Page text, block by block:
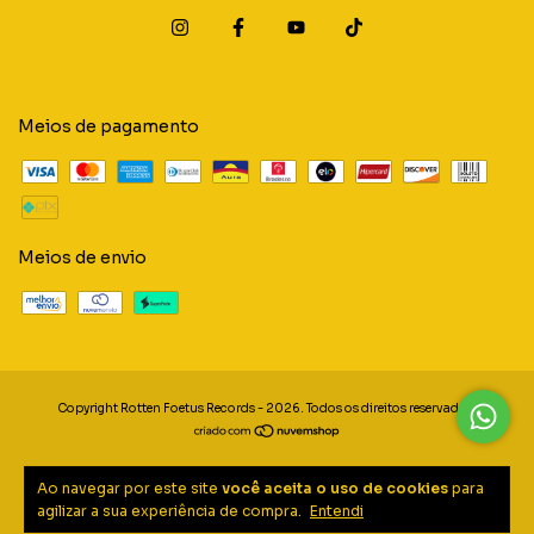
Ao navegar por este site você aceita o uso de cookies para
agilizar a sua experiência de compra. Entendi
Meios de pagamento
Meios de envio
Copyright Rotten Foetus Records - 2026. Todos os direitos reservados.